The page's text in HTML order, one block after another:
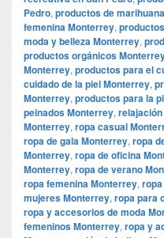
Pedro, productos de
femenina Monterrey,
moda y belleza Monterrey,
productos orgánicos
Monterrey, productos para el
cuidado de la piel Monterrey,
Monterrey, productos para la
peinados Monterrey,
Monterrey, ropa casual
ropa de gala Monterrey, ropa
Monterrey, ropa de oficina
Monterrey, ropa de verano
ropa femenina Monterrey,
mujeres Monterrey, ropa para
ropa y accesorios de moda
femeninos Monterrey, ropa y